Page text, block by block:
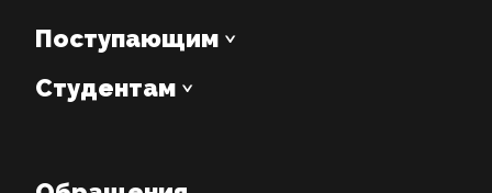
Поступающим
Студентам